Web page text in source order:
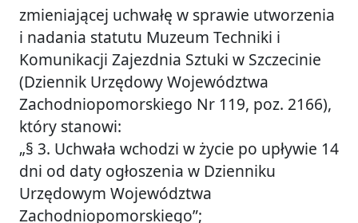
zmieniającej uchwałę w sprawie utworzenia
i nadania statutu Muzeum Techniki i
Komunikacji Zajezdnia Sztuki w Szczecinie
(Dziennik Urzędowy Województwa
Zachodniopomorskiego Nr 119, poz. 2166),
który stanowi:
„§ 3. Uchwała wchodzi w życie po upływie 14
dni od daty ogłoszenia w Dzienniku
Urzędowym Województwa
Zachodniopomorskiego”;